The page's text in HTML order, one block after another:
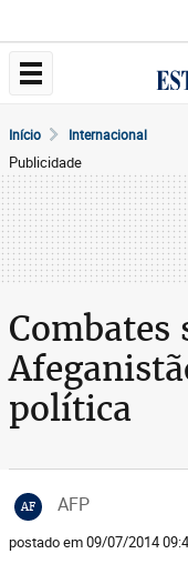
Início Internacional
Publicidade
política
AF AFP
postado em 09/07/2014